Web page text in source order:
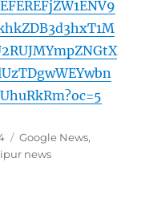
Categories
Google News,
news